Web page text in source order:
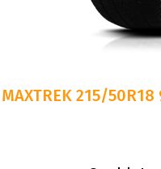
MAXTREK 215/50R18